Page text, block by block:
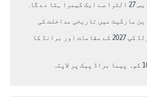
دے گا.
ین مارکیٹ میں تاریخی مداخلت کی
مردوں کے کرکٹ ورلڈ کپ 2027 کے مقامات اور برانڈ کا